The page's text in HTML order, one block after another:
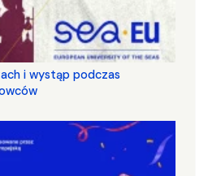
i wystąp podczas